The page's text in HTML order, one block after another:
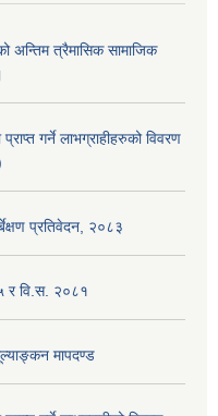
त्रैमासिक सामाजिक
प्राप्त गर्ने लाभग्राहीहरुको विवरण
प्रतिवेदन, २०८३
र वि.स. २०८१
मापदण्ड